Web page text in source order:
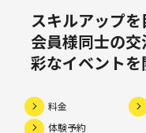
スキルアップを
会員様同士の
彩なイベントを
料金
体験予約